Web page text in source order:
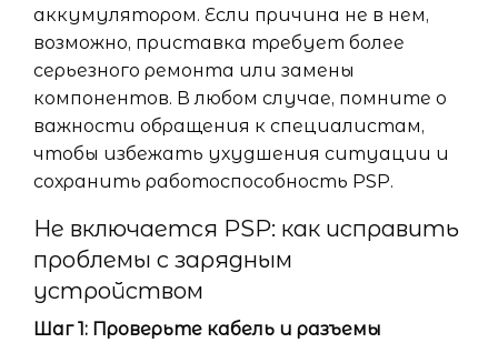
аккумулятором. Если причина не в нем,
возможно, приставка требует более
серьезного ремонта или замены
компонентов. В любом случае, помните о
важности обращения к специалистам,
чтобы избежать ухудшения ситуации и
сохранить работоспособность PSP.
Не включается PSP: как исправить
проблемы с зарядным
устройством
Шаг 1: Проверьте кабель и разъемы